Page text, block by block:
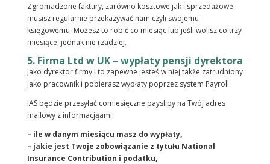
Zgromadzone faktury, zarówno kosztowe jak i sprzedażowe
musisz regularnie przekazywać nam czyli swojemu
księgowemu. Możesz to robić co miesiąc lub jeśli wolisz co trzy
miesiące, jednak nie rzadziej.
5. Firma Ltd w UK – wypłaty pensji dyrektora
Jako dyrektor firmy Ltd zapewne jesteś w niej także zatrudniony
jako pracownik i pobierasz wypłaty poprzez system Payroll.
IAS będzie przesyłać comiesięczne payslipy na Twój adres
mailowy z informacjąami:
– ile w danym miesiącu masz do wypłaty,
– jakie jest Twoje zobowiązanie z tytułu National
Insurance Contribution i podatku,